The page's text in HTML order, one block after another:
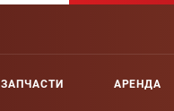
ЗАПЧАСТИ АРЕНДА